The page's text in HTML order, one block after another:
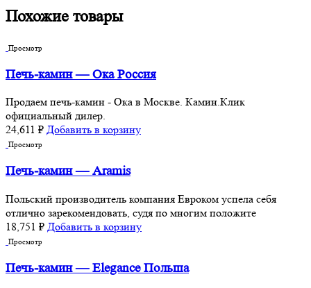
Похожие товары
Просмотр
Печь-камин — Ока Россия
Продаем печь-камин - Ока в Москве. Камин.Клик
официальный дилер.
24,611 ₽ Добавить в корзину
Просмотр
Печь-камин — Aramis
Польский производитель компания Евроком успела себя
отлично зарекомендовать, судя по многим положите
18,751 ₽ Добавить в корзину
Просмотр
Печь-камин — Elegance Польша